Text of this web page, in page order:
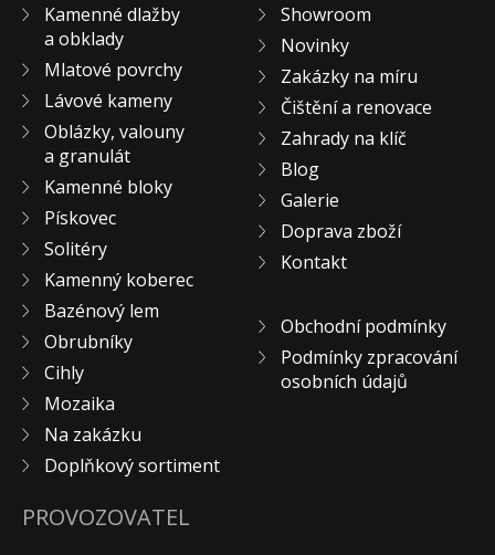
Kamenné dlažby
a obklady
Mlatové povrchy
Lávové kameny
Oblázky, valouny
a granulát
Kamenné bloky
Pískovec
Solitéry
Kamenný koberec
Bazénový lem
Obrubníky
Cihly
Mozaika
Na zakázku
Doplňkový sortiment
Showroom
Novinky
Zakázky na míru
Čištění a renovace
Zahrady na klíč
Blog
Galerie
Doprava zboží
Kontakt
Obchodní podmínky
Podmínky zpracování
osobních údajů
PROVOZOVATEL